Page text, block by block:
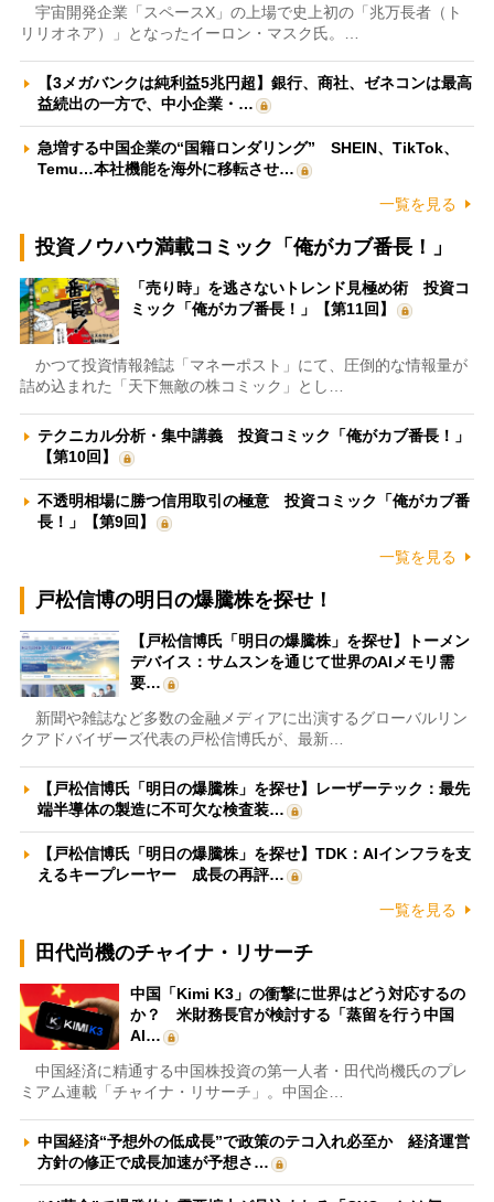
宇宙開発企業「スペースX」の上場で史上初の「兆万長者（ト
リリオネア）」となったイーロン・マスク氏。…
【3メガバンクは純利益5兆円超】銀行、商社、ゼネコンは最高
益続出の一方で、中小企業・…
急増する中国企業の“国籍ロンダリング” SHEIN、TikTok、
Temu…本社機能を海外に移転させ…
一覧を見る
投資ノウハウ満載コミック「俺がカブ番長！」
「売り時」を逃さないトレンド見極め術 投資コ
ミック「俺がカブ番長！」【第11回】
かつて投資情報雑誌「マネーポスト」にて、圧倒的な情報量が
詰め込まれた「天下無敵の株コミック」とし…
テクニカル分析・集中講義 投資コミック「俺がカブ番長！」
【第10回】
不透明相場に勝つ信用取引の極意 投資コミック「俺がカブ番
長！」【第9回】
一覧を見る
戸松信博の明日の爆騰株を探せ！
【戸松信博氏「明日の爆騰株」を探せ】トーメン
デバイス：サムスンを通じて世界のAIメモリ需
要…
新聞や雑誌など多数の金融メディアに出演するグローバルリン
クアドバイザーズ代表の戸松信博氏が、最新…
【戸松信博氏「明日の爆騰株」を探せ】レーザーテック：最先
端半導体の製造に不可欠な検査装…
【戸松信博氏「明日の爆騰株」を探せ】TDK：AIインフラを支
えるキープレーヤー 成長の再評…
一覧を見る
田代尚機のチャイナ・リサーチ
中国「Kimi K3」の衝撃に世界はどう対応するの
か？ 米財務長官が検討する「蒸留を行う中国
AI…
中国経済に精通する中国株投資の第一人者・田代尚機氏のプレ
ミアム連載「チャイナ・リサーチ」。中国企…
中国経済“予想外の低成長”で政策のテコ入れ必至か 経済運営
方針の修正で成長加速が予想さ…